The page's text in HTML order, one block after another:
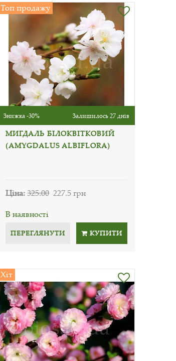
Топ продажу
Знижка -30% Залишилось 27 днів
МИГДАЛЬ БІЛОКВІТКОВИЙ
(AMYGDALUS ALBIFLORA)
Ціна:325.00 227.5 грн
В наявності
ПЕРЕГЛЯНУТИ КУПИТИ
Хіт